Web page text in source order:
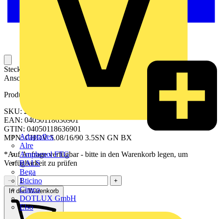
Adaptaflex
Alre
Amphenol FTG
BALS
Bega
Bticino
Cimco
DOTLUX GmbH
Elso
Steckbarer Leiterplatten-Anschluss mit innovatiever
Anschlusstechnologie für eine sichere und intuitive Handhabung.
Produktkennzeichen
SKU: 2650070000
EAN: 04050118636901
GTIN: 04050118636901
MPN: CHDV 5.08/16/90 3.5SN GN BX
*Auf Anfrage verfügbar - bitte in den Warenkorb legen, um
Verfügbarkeit zu prüfen
−
+
In den Warenkorb